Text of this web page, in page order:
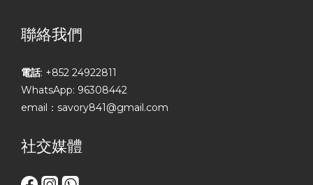
聯絡我們
電話: +852 24922811
WhatsApp: 96308442
email：savory841@gmail.com
社交媒體